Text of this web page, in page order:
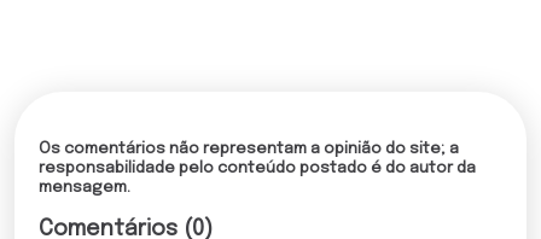
Os comentários não representam a opinião do site; a
responsabilidade pelo conteúdo postado é do autor da
mensagem.
Comentários (0)